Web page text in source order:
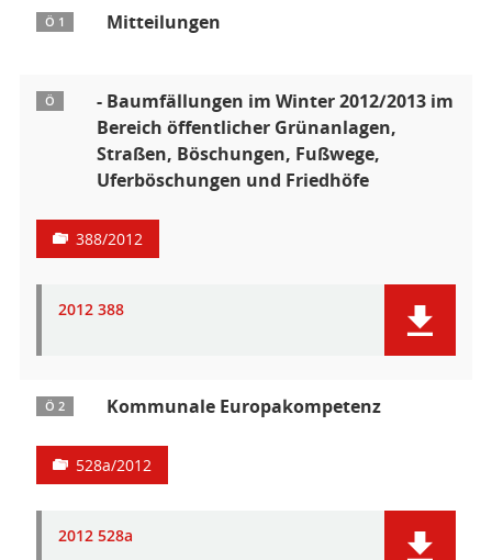
Ö 1 Mitteilungen
Ö
- Baumfällungen im Winter 2012/2013 im
Bereich öffentlicher Grünanlagen,
Straßen, Böschungen, Fußwege,
Uferböschungen und Friedhöfe
388/2012
2012 388
Ö 2 Kommunale Europakompetenz
528a/2012
2012 528a